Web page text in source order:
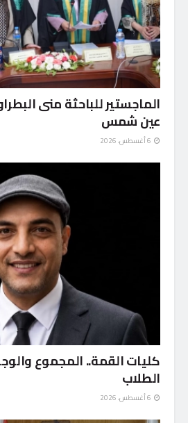
الماجستير للباحثة منى
عين شمس
كليات القمة.. المجموع
الطلاب